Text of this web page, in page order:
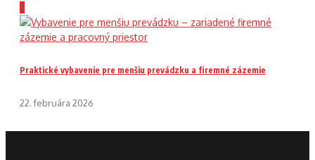
3
Praktické vybavenie pre menšiu prevádzku a firemné zázemie
22. februára 2026